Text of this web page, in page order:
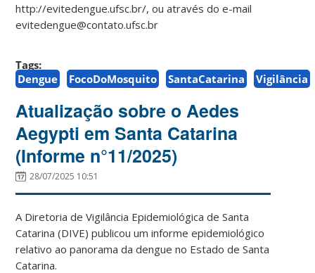
http://evitedengue.ufsc.br/, ou através do e-mail
evitedengue@contato.ufsc.br
Tags:
Dengue
FocoDoMosquito SantaCatarina Vigilância
Atualização sobre o Aedes
Aegypti em Santa Catarina
(Informe n°11/2025)
28/07/2025 10:51
A Diretoria de Vigilância Epidemiológica de Santa
Catarina (DIVE) publicou um informe epidemiológico
relativo ao panorama da dengue no Estado de Santa
Catarina.